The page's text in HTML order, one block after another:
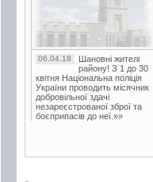
06.04.18
Шановні жителі
району! З 1 до 30
квітня Національна поліція
України проводить місячник
добровільної здачі
незареєстрованої зброї та
боєприпасів до неї.»»